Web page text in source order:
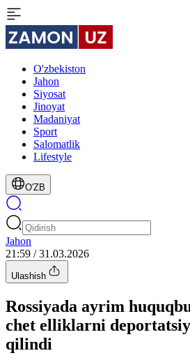
O'zbekiston
Jahon
Siyosat
Jinoyat
Madaniyat
Sport
Salomatlik
Lifestyle
O'ZB
Jahon
21:59 / 31.03.2026
Ulashish
Rossiyada ayrim
chet elliklarni
qilindi